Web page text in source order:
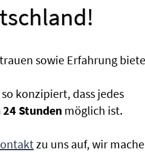
sowie Erfahrung
konzipiert, dass jedes
Stundenmöglich ist.
zu uns auf, wir